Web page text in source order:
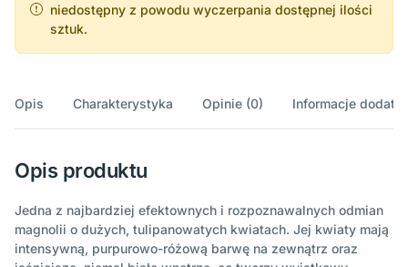
niedostępny z powodu wyczerpania dostępnej ilości
sztuk.
Opis Charakterystyka Opinie (0) Informacje
Opis produktu
Jedna z najbardziej efektownych i rozpoznawalnych odmian
magnolii o dużych, tulipanowatych kwiatach. Jej kwiaty mają
intensywną, purpurowo-różową barwę na zewnątrz oraz